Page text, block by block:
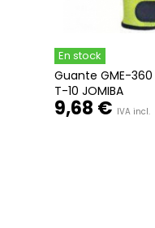
En stock
Guante GME-
T-10 JOMIBA
9,68 € IVA incl.